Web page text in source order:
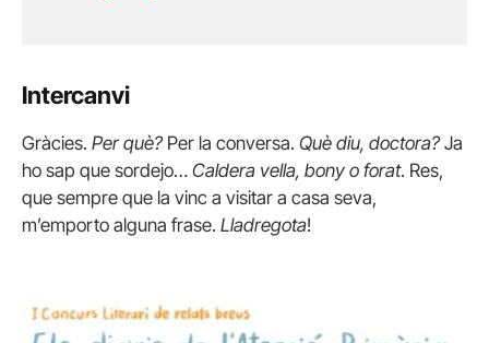
Intercanvi
Gràcies. Per què?Per la conversa. Què diu, doctora?Ja
ho sap que sordejo… Caldera vella, bony o forat. Res,
que sempre que la vinc a visitar a casa seva,
m’emporto alguna frase. Lladregota!